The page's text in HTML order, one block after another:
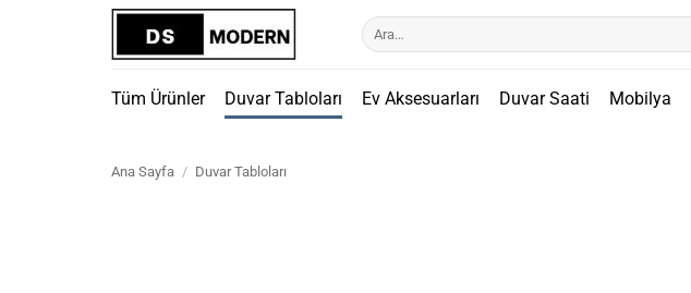
Ara:
Tüm Ürünler Duvar Tabloları Ev Aksesuarları Duvar Saati Mobilya
Ana Sayfa / Duvar Tabloları